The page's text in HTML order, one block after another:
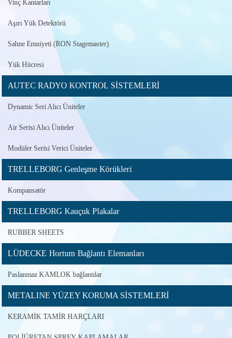
Vinç Kantarları
Aşırı Yük Detektörü
Sahne Emniyeti (RON Stagemaster)
Yük Hücresi
AUTEC RADYO KONTROL SİSTEMLERİ
Dynamic Seri Alıcı Üniteler
Air Serisi Alıcı Üniteler
Modüler Serisi Verici Üniteler
TRELLEBORG Genleşme Körükleri
Kompansatör
TRELLEBORG Kauçuk Plakalar
RUBBER SHEETS
LÜDECKE Hortum Bağlantı Elemanları
Paslanmaz KAMLOK bağlantılar
METALINE YÜZEY KORUMA SİSTEMLERİ
KERAMİK TAMİR HARÇLARI